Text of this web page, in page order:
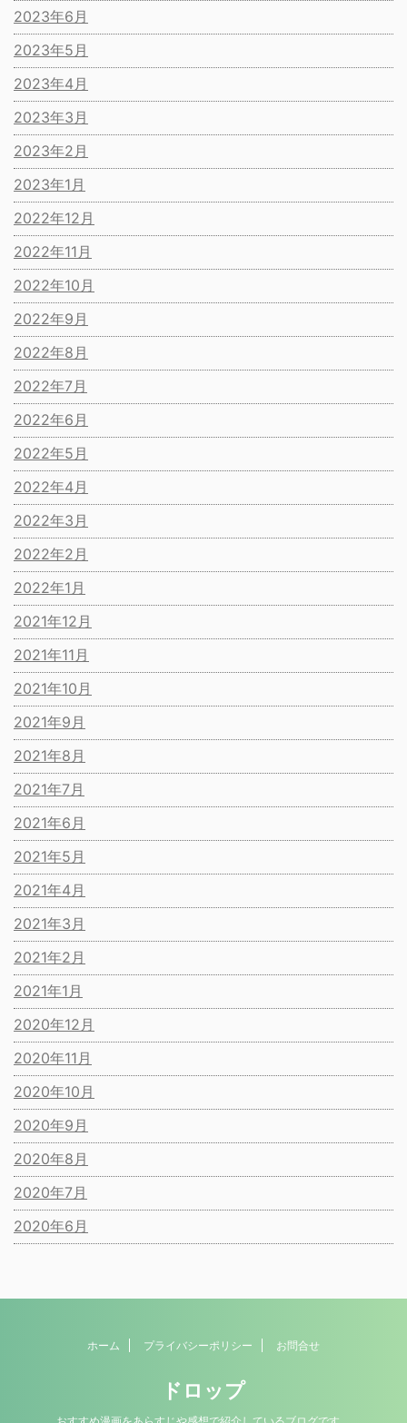
2023年6月
2023年5月
2023年4月
2023年3月
2023年2月
2023年1月
2022年12月
2022年11月
2022年10月
2022年9月
2022年8月
2022年7月
2022年6月
2022年5月
2022年4月
2022年3月
2022年2月
2022年1月
2021年12月
2021年11月
2021年10月
2021年9月
2021年8月
2021年7月
2021年6月
2021年5月
2021年4月
2021年3月
2021年2月
2021年1月
2020年12月
2020年11月
2020年10月
2020年9月
2020年8月
2020年7月
2020年6月
ホーム プライバシーポリシー お問合せ
ドロップ